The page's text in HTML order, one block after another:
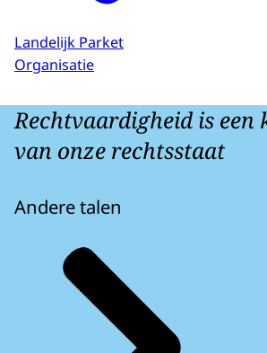
Landelijk Parket
Organisatie
Rechtvaardigheid is een
van onze rechtsstaat
Andere talen